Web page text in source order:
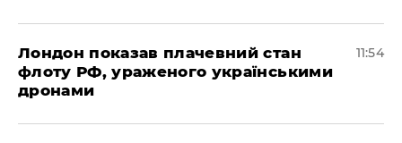
Лондон показав плачевний стан
флоту РФ, ураженого українськими
дронами
11:54